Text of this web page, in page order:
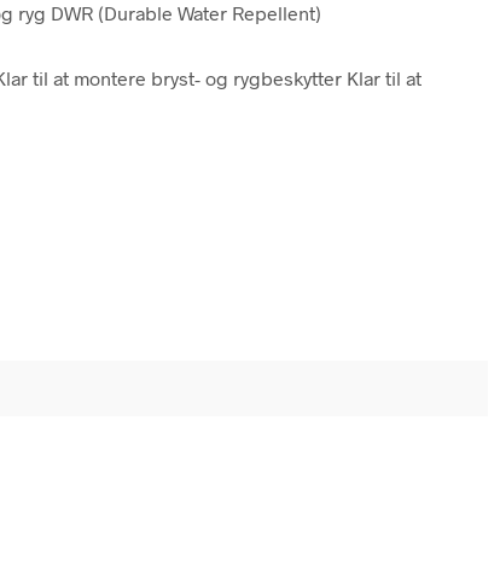
DWR (Durable Water Repellent)
til at montere bryst- og rygbeskytter Klar til at